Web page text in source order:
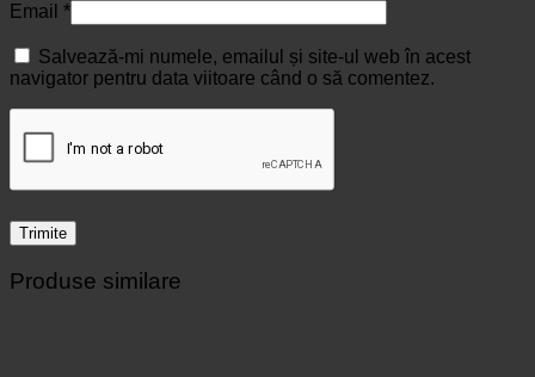
Email *
Salvează-mi numele, emailul și site-ul web în acest
navigator pentru data viitoare când o să comentez.
Produse similare